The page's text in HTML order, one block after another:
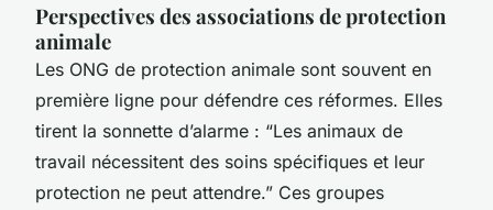
Perspectives des associations de protection
animale
Les ONG de protection animale sont souvent en
première ligne pour défendre ces réformes. Elles
tirent la sonnette d’alarme : “Les animaux de
travail nécessitent des soins spécifiques et leur
protection ne peut attendre.” Ces groupes